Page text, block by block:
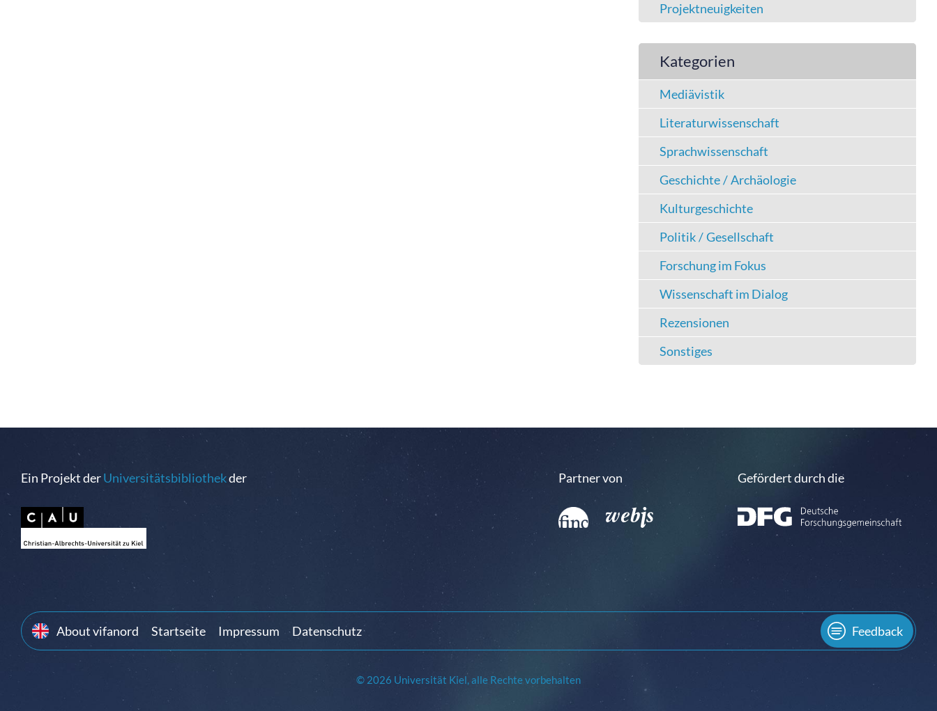
Projektneuigkeiten
Kategorien
Mediävistik
Literaturwissenschaft
Sprachwissenschaft
Geschichte / Archäologie
Kulturgeschichte
Politik / Gesellschaft
Forschung im Fokus
Wissenschaft im Dialog
Rezensionen
Sonstiges
Ein Projekt derUniversitätsbibliothekder Partner von Gefördert durch die
Feedback
About vifanord Startseite Impressum Datenschutz
© 2026 Universität Kiel, alle Rechte vorbehalten